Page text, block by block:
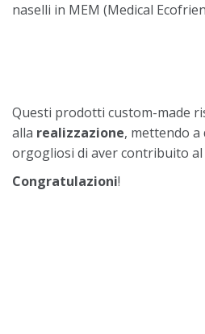
naselli in MEM (Medical
Questi prodotti custom-made
alla realizzazione, mettendo
orgogliosi di aver contribuito al
Congratulazioni!